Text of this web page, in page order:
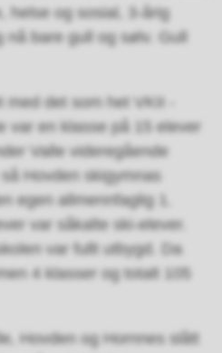
helse og sosial, 3-årig
nå bare gull og sølv. Gull
det som het VKII -
var en klasse på 15 elever
Valle videregående
Hovden skigymnas
egen allmennfaglig 1.
var såkalte ski-elever.
var fullt utbygd. Da
4 klasser og totalt 105
Hovden og Hornnes slått